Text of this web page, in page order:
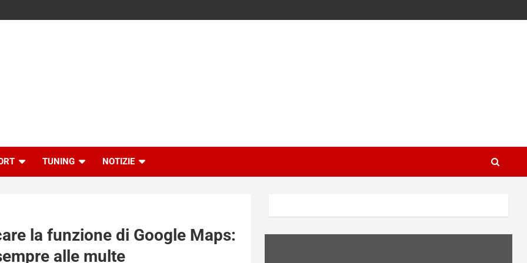
TUNING NOTIZIE
la funzione di Google Maps:
alle multe